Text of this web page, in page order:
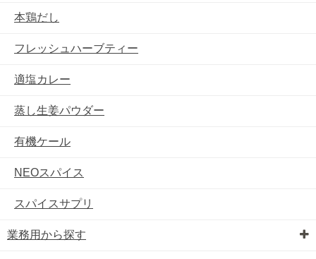
本鶏だし
フレッシュハーブティー
適塩カレー
蒸し生姜パウダー
有機ケール
NEOスパイス
スパイスサプリ
業務用から探す